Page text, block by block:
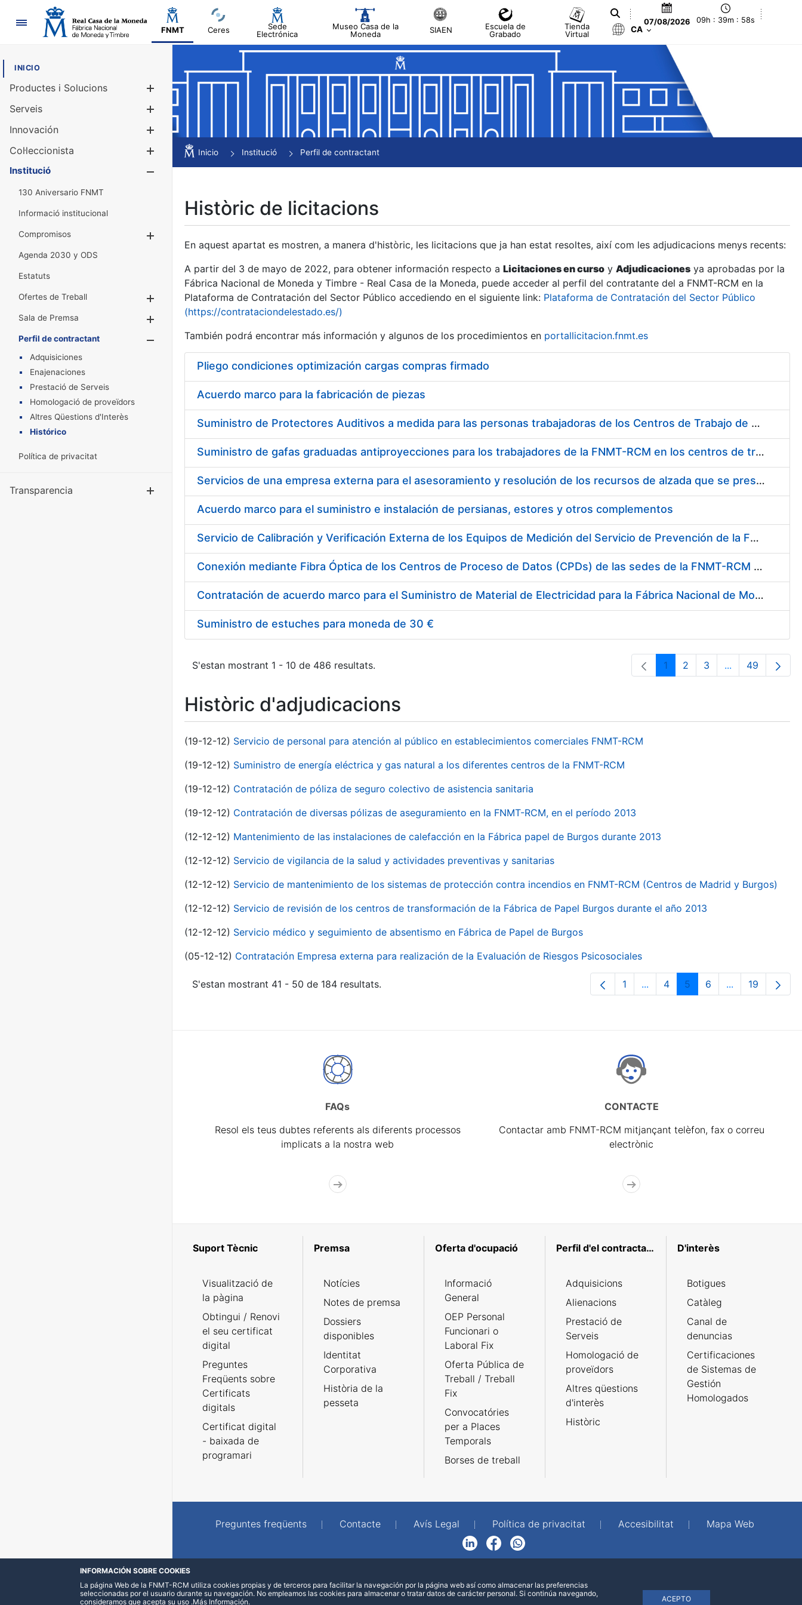
Navegació
FNMT Ceres
Sede
Electrónica
Museo Casa de la
Moneda
SIAEN
Escuela de
Grabado
Tienda
Virtual
07/08/2026 09h : 39m : 59s
CA
INICIO
Productes i Solucions
Mostra/Amaga
Serveis
Innovación
Col·leccionista
Mostra/Amaga
Institució
130 Aniversario FNMT
Informació institucional
Compromisos
Agenda 2030 y ODS
Estatuts
Ofertes de Treball
Mostra/Amaga
Sala de Premsa
Mostra/Amaga
Perfil de contractant
Mostra/Amaga
Adquisiciones
Enajenaciones
Prestació de Serveis
Homologació de proveïdors
Altres Qüestions d'Interès
Histórico
Política de privacitat
Transparencia
Inicio Institució Perfil de contractant
Històric de licitacions
En aquest apartat es mostren, a manera d'històric, les licitacions que ja han estat resoltes, així com les adjudicacions menys recents:
A partir del 3 de mayo de 2022, para obtener información respecto a Licitaciones en curso y Adjudicaciones ya aprobadas por la
Fábrica Nacional de Moneda y Timbre - Real Casa de la Moneda, puede acceder al perfil del contratante del a FNMT-RCM en la
Plataforma de Contratación del Sector Público accediendo en el siguiente link: Plataforma de Contratación del Sector Público
(https://contrataciondelestado.es/)
También podrá encontrar más información y algunos de los procedimientos en portallicitacion.fnmt.es
Pliego condiciones optimización cargas compras firmado
Acuerdo marco para la fabricación de piezas
Suministro de Protectores Auditivos a medida para las personas trabajadoras de los Centros de Trabajo de Madrid y Burgos
Suministro de gafas graduadas antiproyecciones para los trabajadores de la FNMT-RCM en los centros de trabajo de Madrid y Burgos
Servicios de una empresa externa para el asesoramiento y resolución de los recursos de alzada que se presentan relacionados con procesos de selección para la FNMT-RCM
Acuerdo marco para el suministro e instalación de persianas, estores y otros complementos
Servicio de Calibración y Verificación Externa de los Equipos de Medición del Servicio de Prevención de la FNMT-RCM
Conexión mediante Fibra Óptica de los Centros de Proceso de Datos (CPDs) de las sedes de la FNMT-RCM de Burgos y Madrid
Contratación de acuerdo marco para el Suministro de Material de Electricidad para la Fábrica Nacional de Moneda y Timbre-Real Casa de la Moneda en su centro de trabajo de Burgos
Suministro de estuches para moneda de 30 €
S'estan mostrant 1 - 10 de 486 resultats. Pàgina
1 Pàgina
2 Pàgina
3 ...PàginesPàgina
49
Històric d'adjudicacions
(19-12-12) Servicio de personal para atención al público en establecimientos comerciales FNMT-RCM
(19-12-12) Suministro de energía eléctrica y gas natural a los diferentes centros de la FNMT-RCM
(19-12-12) Contratación de póliza de seguro colectivo de asistencia sanitaria
(19-12-12) Contratación de diversas pólizas de aseguramiento en la FNMT-RCM, en el período 2013
(12-12-12) Mantenimiento de las instalaciones de calefacción en la Fábrica papel de Burgos durante 2013
(12-12-12) Servicio de vigilancia de la salud y actividades preventivas y sanitarias
(12-12-12) Servicio de mantenimiento de los sistemas de protección contra incendios en FNMT-RCM (Centros de Madrid y Burgos)
(12-12-12) Servicio de revisión de los centros de transformación de la Fábrica de Papel Burgos durante el año 2013
(12-12-12) Servicio médico y seguimiento de absentismo en Fábrica de Papel de Burgos
(05-12-12) Contratación Empresa externa para realización de la Evaluación de Riesgos Psicosociales
S'estan mostrant 41 - 50 de 184 resultats. Pàgina
1 ...Pàgines intermèdies Utilitzeu TAB
Pàgina
4 Pàgina
5 Pàgina
6 ...PàginesPàgina
19
FAQs
Resol els teus dubtes referents als diferents processos
implicats a la nostra web
CONTACTE
Contactar amb FNMT-RCM mitjançant telèfon, fax o correu
electrònic
Suport Tècnic
Visualització de
la pàgina
Obtingui / Renovi
el seu certificat
digital
Preguntes
Freqüents sobre
Certificats
digitals
Certificat digital
- baixada de
programari
Premsa
Notícies
Notes de premsa
Dossiers
disponibles
Identitat
Corporativa
Història de la
pesseta
Oferta d'ocupació
Informació
General
OEP Personal
Funcionari o
Laboral Fix
Oferta Pública de
Treball / Treball
Fix
Convocatóries
per a Places
Temporals
Borses de treball
Perfil d'el contractant
Adquisicions
Alienacions
Prestació de
Serveis
Homologació de
proveïdors
Altres qüestions
d'interès
Històric
D'interès
Botigues
Catàleg
Canal de
denuncias
Certificaciones
de Sistemas de
Gestión
Homologados
Preguntes freqüents Contacte Avís Legal Política de privacitat Accesibilitat
Mapa Web
FacebookWhatsApp
INFORMACIÓN SOBRE COOKIES
La página Web de la FNMT-RCM utiliza cookies propias y de terceros para facilitar la navegación por la página web así como almacenar las preferencias
seleccionadas por el usuario durante su navegación. No empleamos las cookies para almacenar o tratar datos de carácter personal. Si continúa navegando,
consideramos que acepta su uso
ACEPTO
.Más Información.